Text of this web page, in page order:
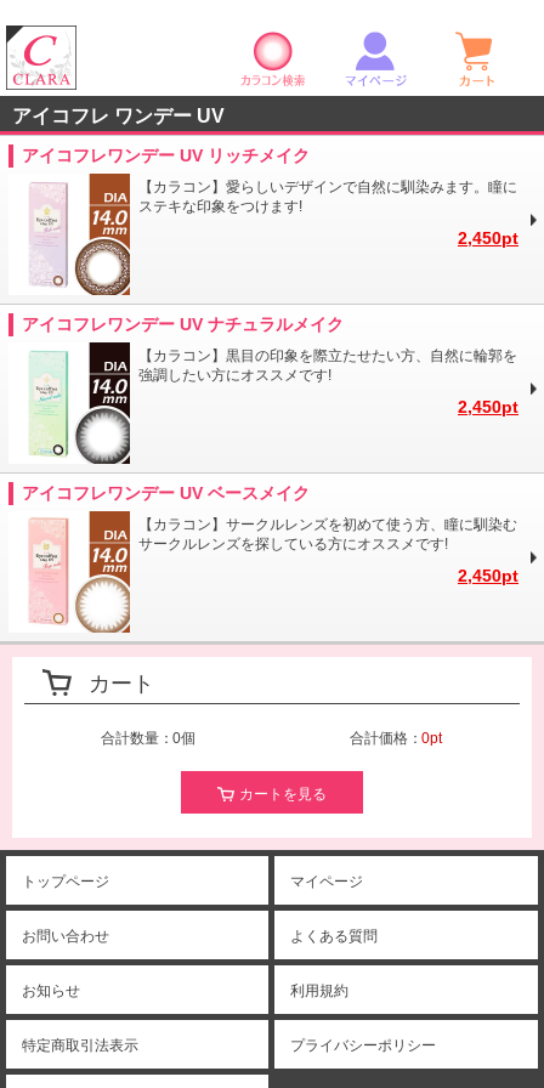
カラコン検索 マイページ
アイコフレ ワンデー UV
アイコフレワンデー UV リッチメイク
【カラコン】愛らしいデザインで自然に馴染みます。瞳に
ステキな印象をつけます!
2,450pt
アイコフレワンデー UV ナチュラルメイク
【カラコン】黒目の印象を際立たせたい方、自然に輪郭を
強調したい方にオススメです!
2,450pt
アイコフレワンデー UV ベースメイク
【カラコン】サークルレンズを初めて使う方、瞳に馴染む
サークルレンズを探している方にオススメです!
2,450pt
カート
合計数量：0個 合計価格：0pt
カートを見る
トップページ マイページ
お問い合わせ よくある質問
お知らせ 利用規約
特定商取引法表示 プライバシーポリシー